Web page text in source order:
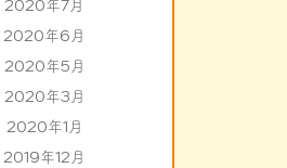
2020年7月
2020年6月
2020年5月
2020年3月
2020年1月
2019年12月